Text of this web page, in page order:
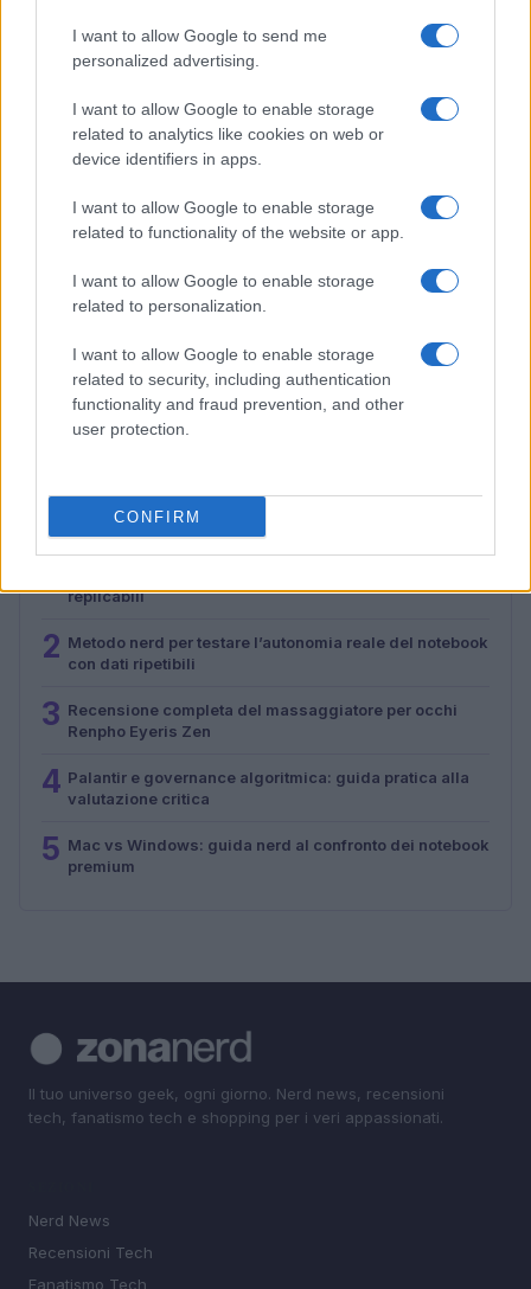
I want to allow Google to send me
personalized advertising.
I want to allow Google to enable storage
related to analytics like cookies on web or
device identifiers in apps.
I want to allow Google to enable storage
related to functionality of the website or app.
I want to allow Google to enable storage
related to personalization.
I want to allow Google to enable storage
related to security, including authentication
functionality and fraud prevention, and other
user protection.
CONFIRM
RECENSIONI TECH
Recensione completa del massaggiatore per occhi
Renpho Eyeris Zen
Andrea Conforti · 29 Lug 2026
PIÙ LETTI
replicabili
2 Metodo nerd per testare l’autonomia reale del notebook
con dati ripetibili
3 Recensione completa del massaggiatore per occhi
Renpho Eyeris Zen
4 Palantir e governance algoritmica: guida pratica alla
valutazione critica
5 Mac vs Windows: guida nerd al confronto dei notebook
premium
Il tuo universo geek, ogni giorno. Nerd news, recensioni
tech, fanatismo tech e shopping per i veri appassionati.
Nerd News
Recensioni Tech
Fanatismo Tech